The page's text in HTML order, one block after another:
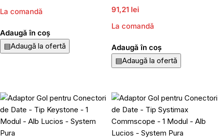
La comandă
Adaugă în coș
▤Adaugă la ofertă
91,21 lei
La comandă
Adaugă în coș
▤Adaugă la ofertă